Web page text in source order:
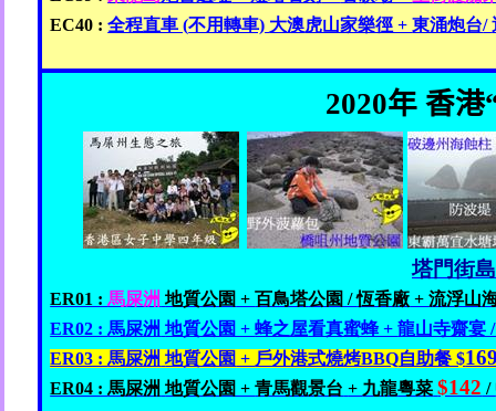
EC40 :全程直車 (不用轉車) 大澳虎山家樂徑 +東涌炮台/
2020年 香港
塔門街島
ER01 :馬屎洲 地質公園 +百鳥塔公園 /恆香廠 +流浮山
ER02 :馬屎洲 地質公園 +蜂之屋看真蜜蜂 +龍山寺齋宴
ER03 :馬屎洲 地質公園 + 戶外港式燒烤BBQ自助餐 $
ER04 :馬屎洲 地質公園 +青馬觀景台 + 九龍粵菜 $142 /